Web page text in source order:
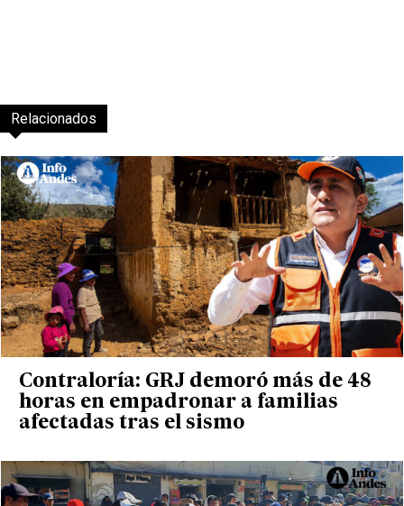
Relacionados
Contraloría: GRJ demoró más de 48
horas en empadronar a familias
afectadas tras el sismo